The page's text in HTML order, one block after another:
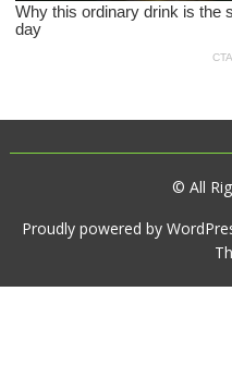
© All
Proudly powered by